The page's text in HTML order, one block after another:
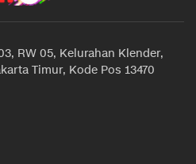
RW 05, Kelurahan Klender,
Timur, Kode Pos 13470